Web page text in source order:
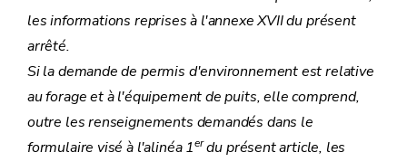
les informations reprises à l'annexe XVII du présent
arrêté.
Si la demande de permis d'environnement est relative
au forage et à l'équipement de puits, elle comprend,
outre les renseignements demandés dans le
formulaire visé à l'alinéa 1erdu présent article, les